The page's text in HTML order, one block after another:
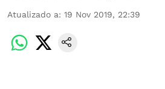
Atualizado a: 19 Nov 2019, 22:39